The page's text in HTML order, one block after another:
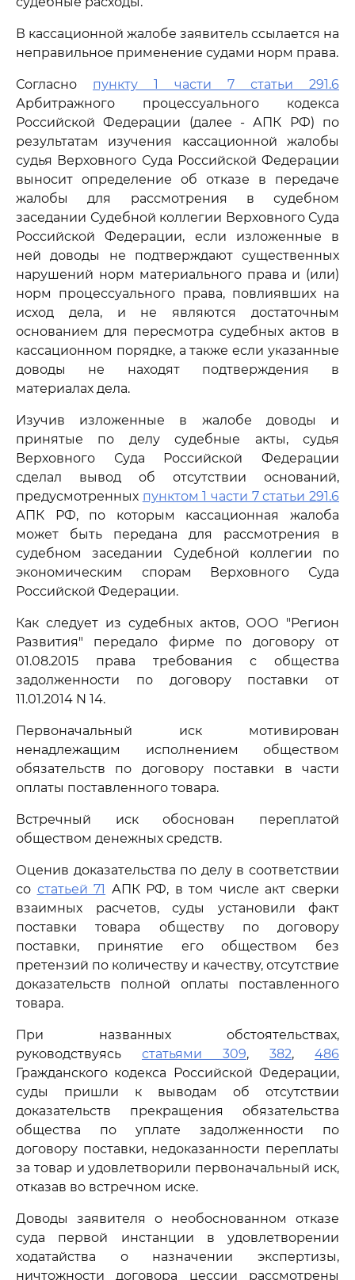
В кассационной жалобе заявитель ссылается на
неправильное применение судами норм права.
Согласно пункту 1 части 7 статьи 291.6
Арбитражного процессуального кодекса
Российской Федерации (далее - АПК РФ) по
результатам изучения кассационной жалобы
судья Верховного Суда Российской Федерации
выносит определение об отказе в передаче
жалобы для рассмотрения в судебном
заседании Судебной коллегии Верховного Суда
Российской Федерации, если изложенные в
ней доводы не подтверждают существенных
нарушений норм материального права и (или)
норм процессуального права, повлиявших на
исход дела, и не являются достаточным
основанием для пересмотра судебных актов в
кассационном порядке, а также если указанные
доводы не находят подтверждения в
материалах дела.
Изучив изложенные в жалобе доводы и
принятые по делу судебные акты, судья
Верховного Суда Российской Федерации
сделал вывод об отсутствии оснований,
предусмотренных пунктом 1 части 7 статьи 291.6
АПК РФ, по которым кассационная жалоба
может быть передана для рассмотрения в
судебном заседании Судебной коллегии по
экономическим спорам Верховного Суда
Российской Федерации.
Как следует из судебных актов, ООО "Регион
Развития" передало фирме по договору от
01.08.2015 права требования с общества
задолженности по договору поставки от
11.01.2014 N 14.
Первоначальный иск мотивирован
ненадлежащим исполнением обществом
обязательств по договору поставки в части
оплаты поставленного товара.
Встречный иск обоснован переплатой
обществом денежных средств.
Оценив доказательства по делу в соответствии
со статьей 71 АПК РФ, в том числе акт сверки
взаимных расчетов, суды установили факт
поставки товара обществу по договору
поставки, принятие его обществом без
претензий по количеству и качеству, отсутствие
доказательств полной оплаты поставленного
товара.
При названных обстоятельствах,
руководствуясь статьями 309, 382, 486
Гражданского кодекса Российской Федерации,
суды пришли к выводам об отсутствии
доказательств прекращения обязательства
общества по уплате задолженности по
договору поставки, недоказанности переплаты
за товар и удовлетворили первоначальный иск,
отказав во встречном иске.
Доводы заявителя о необоснованном отказе
суда первой инстанции в удовлетворении
ходатайства о назначении экспертизы,
ничтожности договора цессии рассмотрены